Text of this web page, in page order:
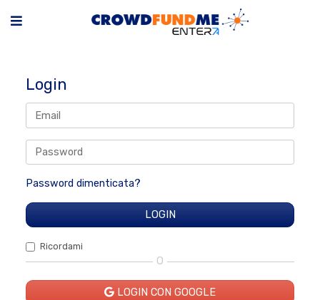
Login
Password dimenticata?
Ricordami
O
LOGIN CON GOOGLE